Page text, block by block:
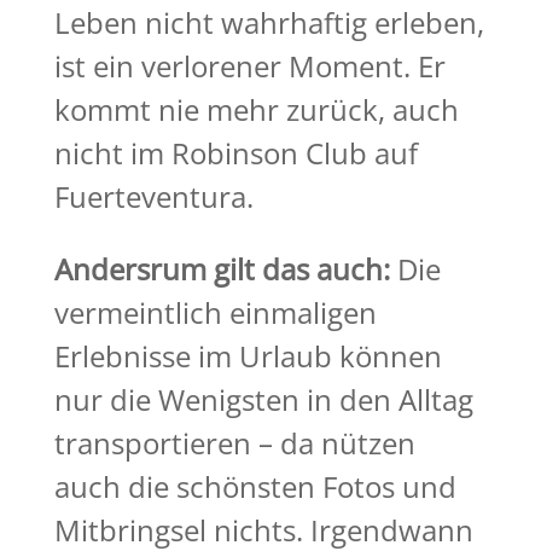
Leben nicht wahrhaftig erleben,
ist ein verlorener Moment. Er
kommt nie mehr zurück, auch
nicht im Robinson Club auf
Fuerteventura.
Andersrum gilt das auch:Die
vermeintlich einmaligen
Erlebnisse im Urlaub können
nur die Wenigsten in den Alltag
transportieren – da nützen
auch die schönsten Fotos und
Mitbringsel nichts. Irgendwann